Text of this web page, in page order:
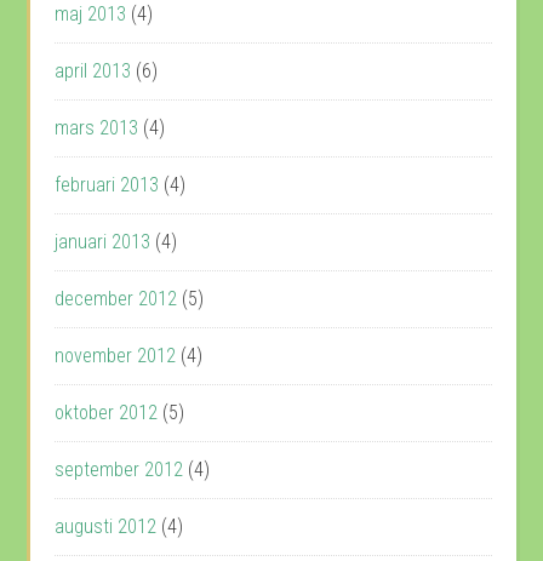
maj 2013 (4)
april 2013 (6)
mars 2013 (4)
februari 2013 (4)
januari 2013 (4)
december 2012 (5)
november 2012 (4)
oktober 2012 (5)
september 2012 (4)
augusti 2012 (4)